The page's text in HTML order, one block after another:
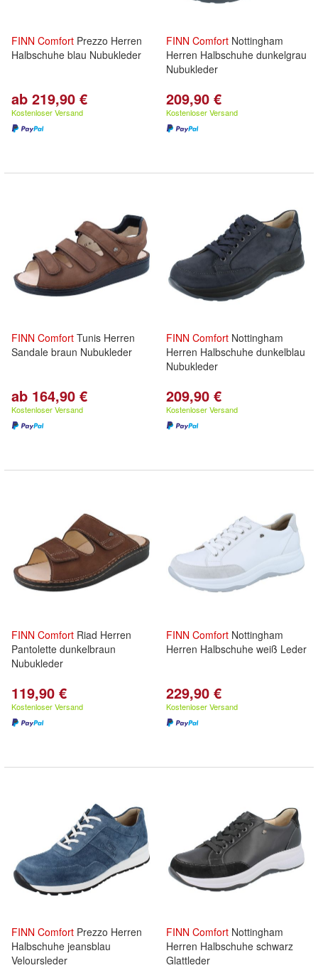
FINN Comfort Prezzo Herren
Halbschuhe blau Nubukleder
ab 219,90 €
Kostenloser Versand
FINN Comfort Nottingham
Herren Halbschuhe dunkelgrau
Nubukleder
209,90 €
Kostenloser Versand
FINN Comfort Tunis Herren
Sandale braun Nubukleder
ab 164,90 €
Kostenloser Versand
FINN Comfort Nottingham
Herren Halbschuhe dunkelblau
Nubukleder
209,90 €
Kostenloser Versand
FINN Comfort Riad Herren
Pantolette dunkelbraun
Nubukleder
119,90 €
Kostenloser Versand
FINN Comfort Nottingham
Herren Halbschuhe weiß Leder
229,90 €
Kostenloser Versand
FINN Comfort Prezzo Herren
Halbschuhe jeansblau
Veloursleder
FINN Comfort Nottingham
Herren Halbschuhe schwarz
Glattleder